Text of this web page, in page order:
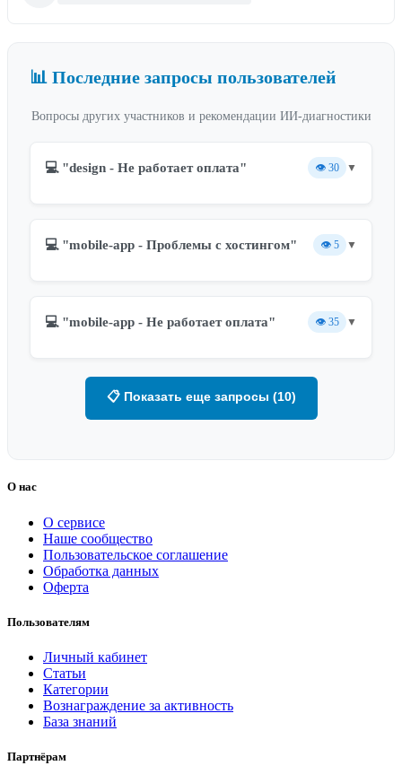
📊 Последние запросы пользователей
Вопросы других участников и рекомендации ИИ-диагностики
💻 "design - Не работает оплата" 👁️ 30 ▼
💻 "mobile-app - Проблемы с хостингом" 👁️ 5 ▼
💻 "mobile-app - Не работает оплата" 👁️ 35 ▼
📋 Показать еще запросы (10)
О нас
О сервисе
Наше сообщество
Пользовательское соглашение
Обработка данных
Оферта
Пользователям
Личный кабинет
Статьи
Категории
Вознаграждение за активность
База знаний
Партнёрам